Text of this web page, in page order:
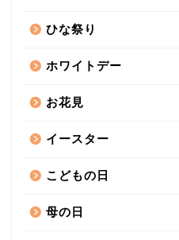
ひな祭り
ホワイトデー
お花見
イースター
こどもの日
母の日